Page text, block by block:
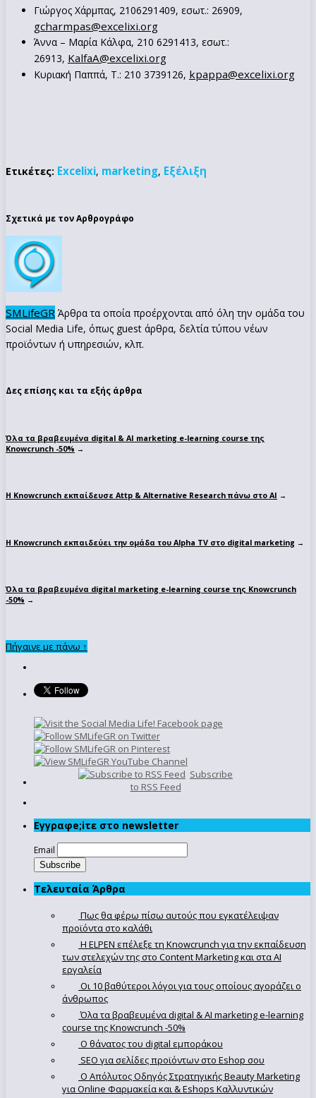
Γιώργος Χάρμπας, 2106291409, εσωτ.: 26909,
gcharmpas@excelixi.org
Άννα – Μαρία Κάλφα, 210 6291413, εσωτ.:
26913, KalfaA@excelixi.org
Κυριακή Παππά, Τ.: 210 3739126, kpappa@excelixi.org
Ετικέτες: Excelixi, marketing, Εξέλιξη
Σχετικά με τον Αρθρογράφο
SMLifeGR Άρθρα τα οποία προέρχονται από όλη την ομάδα του
Social Media Life, όπως guest άρθρα, δελτία τύπου νέων
προϊόντων ή υπηρεσιών, κλπ.
Δες επίσης και τα εξής άρθρα
Όλα τα βραβευμένα digital & AI marketing e-learning course της
Knowcrunch -50% →
Η Knowcrunch εκπαίδευσε Attp & Alternative Research πάνω στο ΑΙ →
Η Knowcrunch εκπαιδεύει την ομάδα του Alpha TV στο digital marketing →
Όλα τα βραβευμένα digital marketing e-learning course της Knowcrunch
-50% →
Πήγαινε με πάνω ↑
Subscribe
to RSS Feed
Εγγραφe;iτε στο newsletter
Email
Τελευταία Άρθρα
Πως θα φέρω πίσω αυτούς που εγκατέλειψαν
προϊόντα στο καλάθι
Η ELPEN επέλεξε τη Knowcrunch για την εκπαίδευση
των στελεχών της στο Content Marketing και στα AI
εργαλεία
Οι 10 βαθύτεροι λόγοι για τους οποίους αγοράζει ο
άνθρωπος
Όλα τα βραβευμένα digital & AI marketing e-learning
course της Knowcrunch -50%
Ο θάνατος του digital εμποράκου
SEO για σελίδες προϊόντων στο Eshop σου
Ο Απόλυτoς Οδηγός Στρατηγικής Beauty Marketing
για Online Φαρμακεία και & Eshops Καλλυντικών